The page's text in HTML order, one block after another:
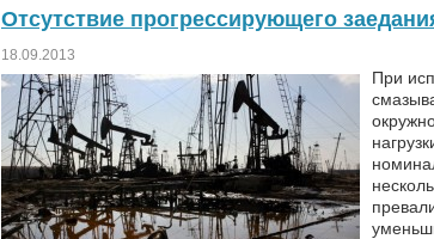
Отсутствие прогрессирующего
18.09.2013
При